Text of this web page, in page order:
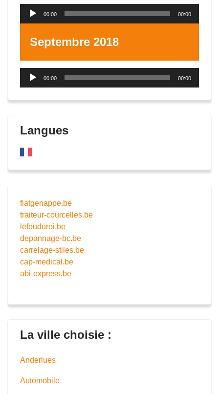
Lecteur
00:00 00:00
Septembre 2018
Lecteur
00:00 00:00
Langues
fiatgenappe.be
traiteur-courcelles.be
lefouduroi.be
depannage-bc.be
carrelage-stiles.be
cap-medical.be
abi-express.be
La ville choisie :
Anderlues
Automobile